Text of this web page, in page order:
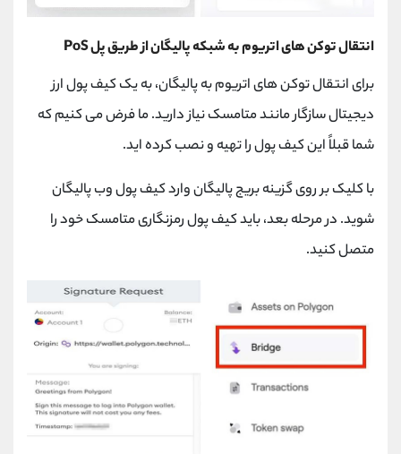
انتقال توکن های اتریوم به شبکه پالیگان از طریق پلPoS
برای انتقال توکن های اتریوم به پالیگان، به یک کیف پول ارز
دیجیتال سازگار مانند متامسک نیاز دارید. ما فرض می کنیم که
شما قبلاً این کیف پول را تهیه و نصب کرده اید.
با کلیک بر روی گزینه بریج پالیگان وارد کیف پول وب پالیگان
شوید. در مرحله بعد، باید کیف پول رمزنگاری متامسک خود را
متصل کنید.